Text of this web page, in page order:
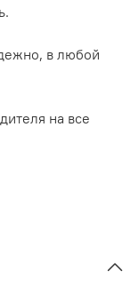
в любой
на все